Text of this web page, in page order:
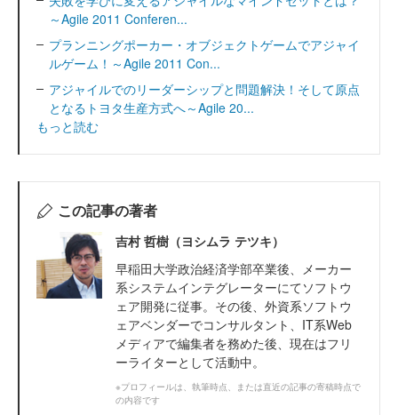
～Agile 2011 Conferen...
プランニングポーカー・オブジェクトゲームでアジャイ
ルゲーム！～Agile 2011 Con...
アジャイルでのリーダーシップと問題解決！そして原点
となるトヨタ生産方式へ～Agile 20...
もっと読む
この記事の著者
吉村 哲樹（ヨシムラ テツキ）
早稲田大学政治経済学部卒業後、メーカー
系システムインテグレーターにてソフトウ
ェア開発に従事。その後、外資系ソフトウ
ェアベンダーでコンサルタント、IT系Web
メディアで編集者を務めた後、現在はフリ
ーライターとして活動中。
※プロフィールは、執筆時点、または直近の記事の寄稿時点で
の内容です